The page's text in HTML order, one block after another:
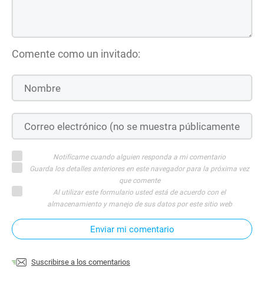
Comente como un invitado:
Notifícame cuando alguien responda a mi comentario
Guarda los detalles anteriores en este navegador para la próxima vez
que comente
Al utilizar este formulario usted está de acuerdo con el
almacenamiento y manejo de sus datos por este sitio web
Enviar mi comentario
Suscribirse a los comentarios